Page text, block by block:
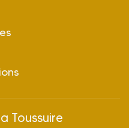
Toussuire